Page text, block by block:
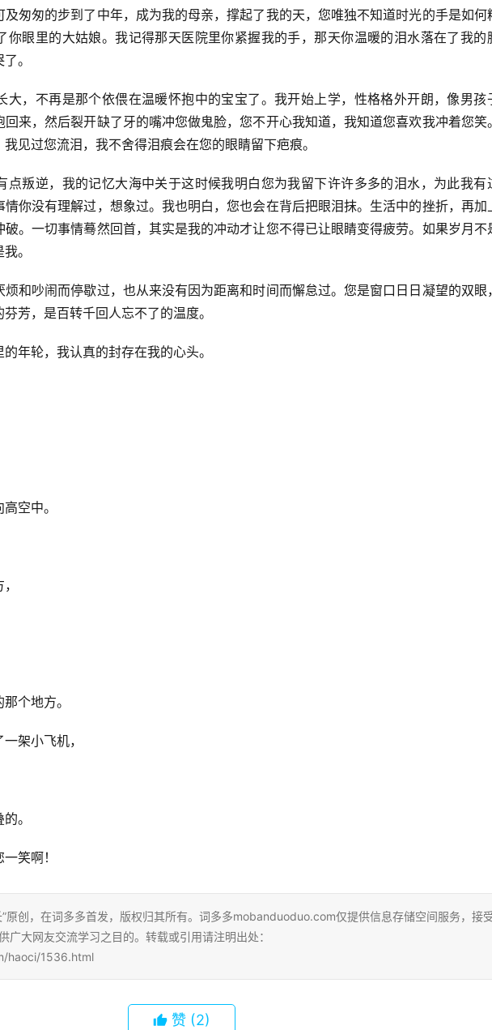
匆匆的步到了中年，成为我的母亲，撑起了我的天，您唯独不知道时光的手是如何
你眼里的大姑娘。我记得那天医院里你紧握我的手，那天你温暖的泪水落在了我的
。
大，不再是那个依偎在温暖怀抱中的宝宝了。我开始上学，性格格外开朗，像男孩
来，然后裂开缺了牙的嘴冲您做鬼脸，您不开心我知道，我知道您喜欢我冲着您笑
见过您流泪，我不舍得泪痕会在您的眼睛留下疤痕。
点叛逆，我的记忆大海中关于这时候我明白您为我留下许许多多的泪水，为此我有
你没有理解过，想象过。我也明白，您也会在背后把眼泪抹。生活中的挫折，再加
破。一切事情蓦然回首，其实是我的冲动才让您不得已让眼睛变得疲劳。如果岁月不
。
和吵闹而停歇过，也从来没有因为距离和时间而懈怠过。您是窗口日日凝望的双眼
芳，是百转千回人忘不了的温度。
年轮，我认真的封存在我的心头。
空中。
个地方。
架小飞机，
。
笑啊！
”原创，在词多多首发，版权归其所有。词多多mobanduoduo.com仅提供信息存储空间服务，接
广大网友交流学习之目的。转载或引用请注明出处：
haoci/1536.html
赞 (2)